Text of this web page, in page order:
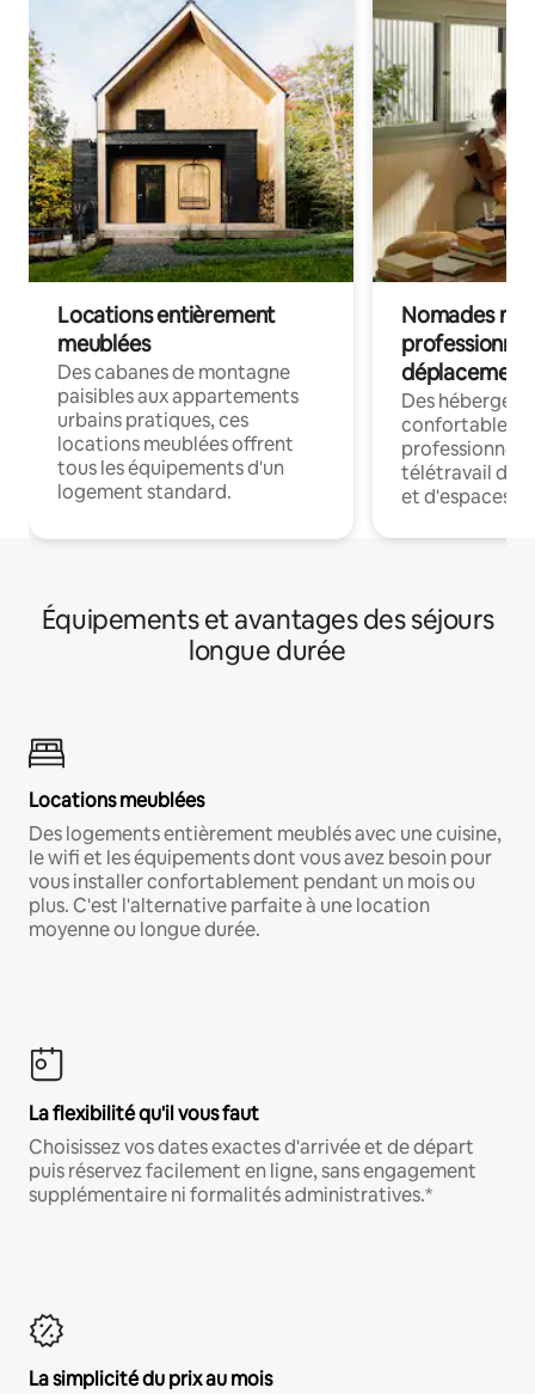
Locations entièrement
meublées
Des cabanes de montagne
paisibles aux appartements
urbains pratiques, ces
locations meublées offrent
tous les équipements d'un
logement standard.
Nomades
déplacement
Des
confortables
professionnels
télétravail
et d'espaces
Équipements et avantages des séjours
longue durée
Locations meublées
Des logements entièrement meublés avec une cuisine,
le wifi et les équipements dont vous avez besoin pour
vous installer confortablement pendant un mois ou
plus. C'est l'alternative parfaite à une location
moyenne ou longue durée.
La flexibilité qu'il vous faut
Choisissez vos dates exactes d'arrivée et de départ
puis réservez facilement en ligne, sans engagement
supplémentaire ni formalités administratives.*
La simplicité du prix au mois